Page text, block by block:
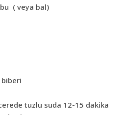
( veya bal)
biberi
tuzlu suda 12-15 dakika